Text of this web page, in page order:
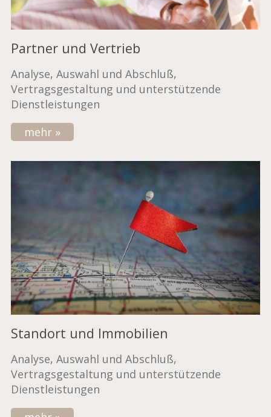
Partner und Vertrieb
Analyse, Auswahl und Abschluß,
Vertragsgestaltung und unterstützende
Dienstleistungen
mehr »
Standort und Immobilien
Analyse, Auswahl und Abschluß,
Vertragsgestaltung und unterstützende
Dienstleistungen